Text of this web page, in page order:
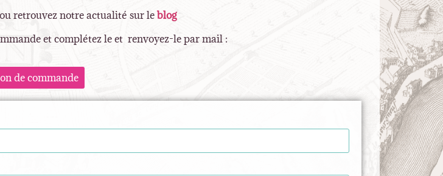
retrouvez notre actualité sur leblog
et complétez le et renvoyez-le par mail :
de commande